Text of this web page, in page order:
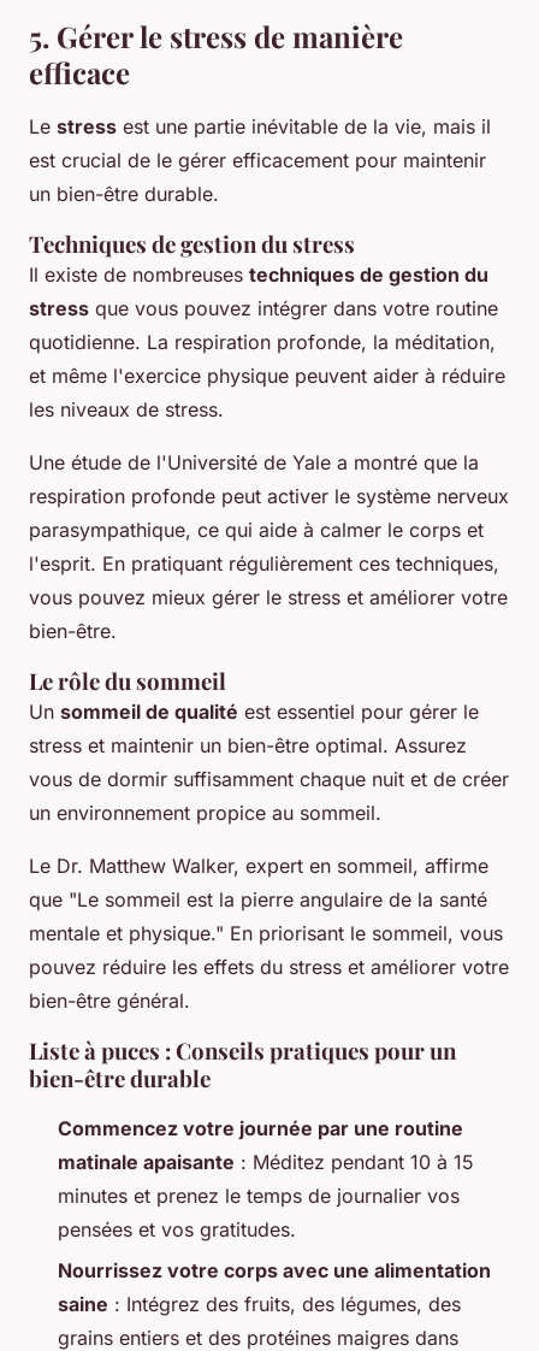
5. Gérer le stress de manière
efficace
Le stress est une partie inévitable de la vie, mais il
est crucial de le gérer efficacement pour maintenir
un bien-être durable.
Techniques de gestion du stress
Il existe de nombreuses techniques de gestion du
stress que vous pouvez intégrer dans votre routine
quotidienne. La respiration profonde, la méditation,
et même l'exercice physique peuvent aider à réduire
les niveaux de stress.
Une étude de l'Université de Yale a montré que la
respiration profonde peut activer le système nerveux
parasympathique, ce qui aide à calmer le corps et
l'esprit. En pratiquant régulièrement ces techniques,
vous pouvez mieux gérer le stress et améliorer votre
bien-être.
Le rôle du sommeil
Un sommeil de qualité est essentiel pour gérer le
stress et maintenir un bien-être optimal. Assurez
vous de dormir suffisamment chaque nuit et de créer
un environnement propice au sommeil.
Le Dr. Matthew Walker, expert en sommeil, affirme
que "Le sommeil est la pierre angulaire de la santé
mentale et physique." En priorisant le sommeil, vous
pouvez réduire les effets du stress et améliorer votre
bien-être général.
Liste à puces : Conseils pratiques pour un
bien-être durable
Commencez votre journée par une routine
matinale apaisante : Méditez pendant 10 à 15
minutes et prenez le temps de journalier vos
pensées et vos gratitudes.
Nourrissez votre corps avec une alimentation
saine : Intégrez des fruits, des légumes, des
grains entiers et des protéines maigres dans